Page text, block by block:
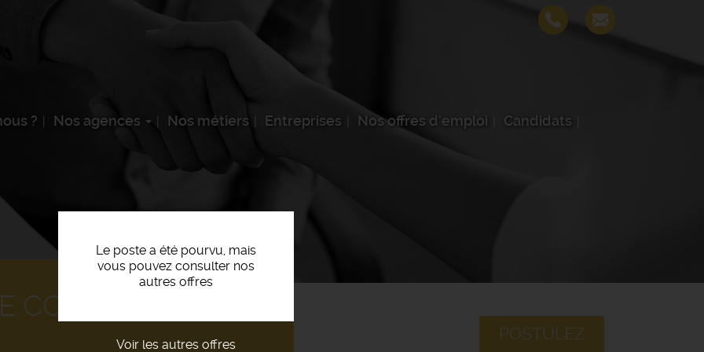
? Nos agences Nos métiers Entreprises Nos offres d'emploi Candidats
Le poste a été pourvu, mais
vous pouvez consulter nos
autres offres
Voir les autres offres
POSTULEZ
COMMANDES F/H